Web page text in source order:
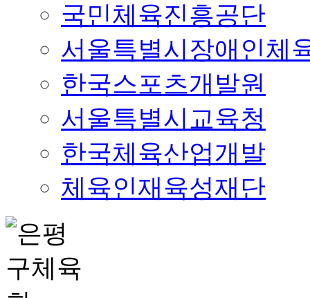
국민체육진흥공단
서울특별시장애인체
한국스포츠개발원
서울특별시교육청
한국체육산업개발
체육인재육성재단